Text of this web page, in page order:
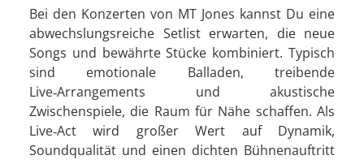
Bei den Konzerten von MT Jones kannst Du eine
abwechslungsreiche Setlist erwarten, die neue
Songs und bewährte Stücke kombiniert. Typisch
sind emotionale Balladen, treibende
Live‑Arrangements und akustische
Zwischenspiele, die Raum für Nähe schaffen. Als
Live‑Act wird großer Wert auf Dynamik,
Soundqualität und einen dichten Bühnenauftritt